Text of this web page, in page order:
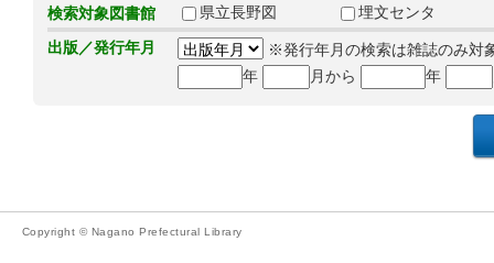
検索対象図書館 県立長野図
埋文センタ
出版／発行年月
※発行年月の検索は雑誌のみ対
年
月から 年
Copyright © Nagano Prefectural Library